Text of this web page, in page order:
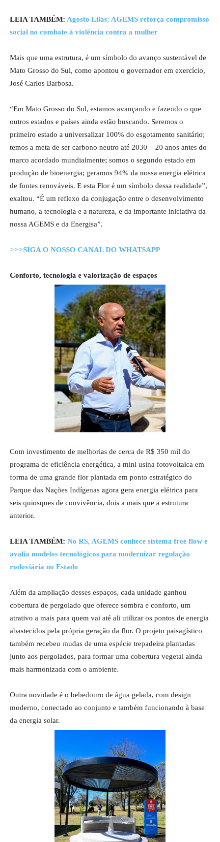
LEIA TAMBÉM: Agosto Lilás: AGEMS reforça compromisso
social no combate à violência contra a mulher
Mais que uma estrutura, é um símbolo do avanço sustentável de
Mato Grosso do Sul, como apontou o governador em exercício,
José Carlos Barbosa.
“Em Mato Grosso do Sul, estamos avançando e fazendo o que
outros estados e países ainda estão buscando. Seremos o
primeiro estado a universalizar 100% do esgotamento sanitário;
temos a meta de ser carbono neutro até 2030 – 20 anos antes do
marco acordado mundialmente; somos o segundo estado em
produção de bioenergia; geramos 94% da nossa energia elétrica
de fontes renováveis. E esta Flor é um símbolo dessa realidade”,
exaltou. “É um reflexo da conjugação entre o desenvolvimento
humano, a tecnologia e a natureza, e da importante iniciativa da
nossa AGEMS e da Energisa”.
>>>SIGA O NOSSO CANAL DO WHATSAPP
Conforto, tecnologia e valorização de espaços
Com investimento de melhorias de cerca de R$ 350 mil do
programa de eficiência energética, a mini usina fotovoltaica em
forma de uma grande flor plantada em ponto estratégico do
Parque das Nações Indígenas agora gera energia elétrica para
seis quiosques de convivência, dois a mais que a estrutura
anterior.
LEIA TAMBÉM: No RS, AGEMS conhece sistema free flow e
avalia modelos tecnológicos para modernizar regulação
rodoviária no Estado
Além da ampliação desses espaços, cada unidade ganhou
cobertura de pergolado que oferece sombra e conforto, um
atrativo a mais para quem vai até ali utilizar os pontos de energia
abastecidos pela própria geração da flor. O projeto paisagístico
também recebeu mudas de uma espécie trepadeira plantadas
junto aos pergolados, para formar uma cobertura vegetal ainda
mais harmonizada com o ambiente.
Outra novidade é o bebedouro de água gelada, com design
moderno, conectado ao conjunto e também funcionando à base
da energia solar.